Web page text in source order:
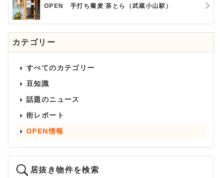
OPEN 手打ち蕎麦 茶とら（武蔵小山駅）
カテゴリー
すべてのカテゴリー
豆知識
話題のニュース
街レポート
OPEN情報
居抜き物件を検索